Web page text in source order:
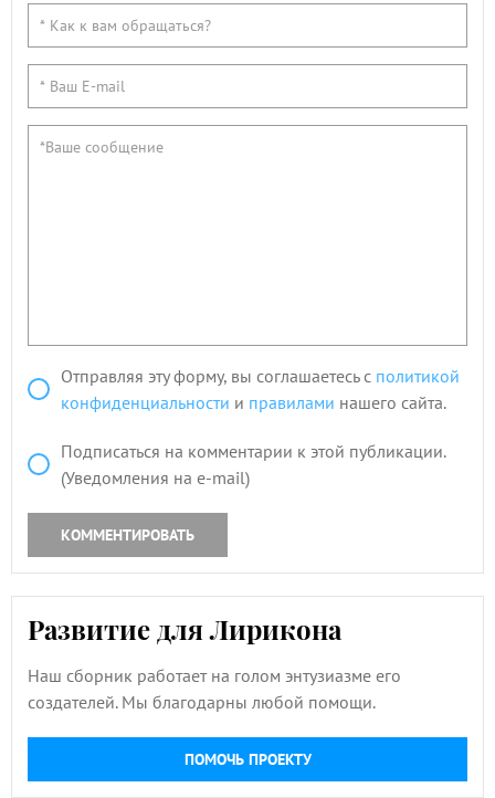
Отправляя эту форму, вы соглашаетесь с политикой
конфиденциальности и правилами нашего сайта.
Подписаться на комментарии к этой публикации.
(Уведомления на e-mail)
КОММЕНТИРОВАТЬ
Развитие для Лирикона
Наш сборник работает на голом энтузиазме его
создателей. Мы благодарны любой помощи.
ПОМОЧЬ ПРОЕКТУ